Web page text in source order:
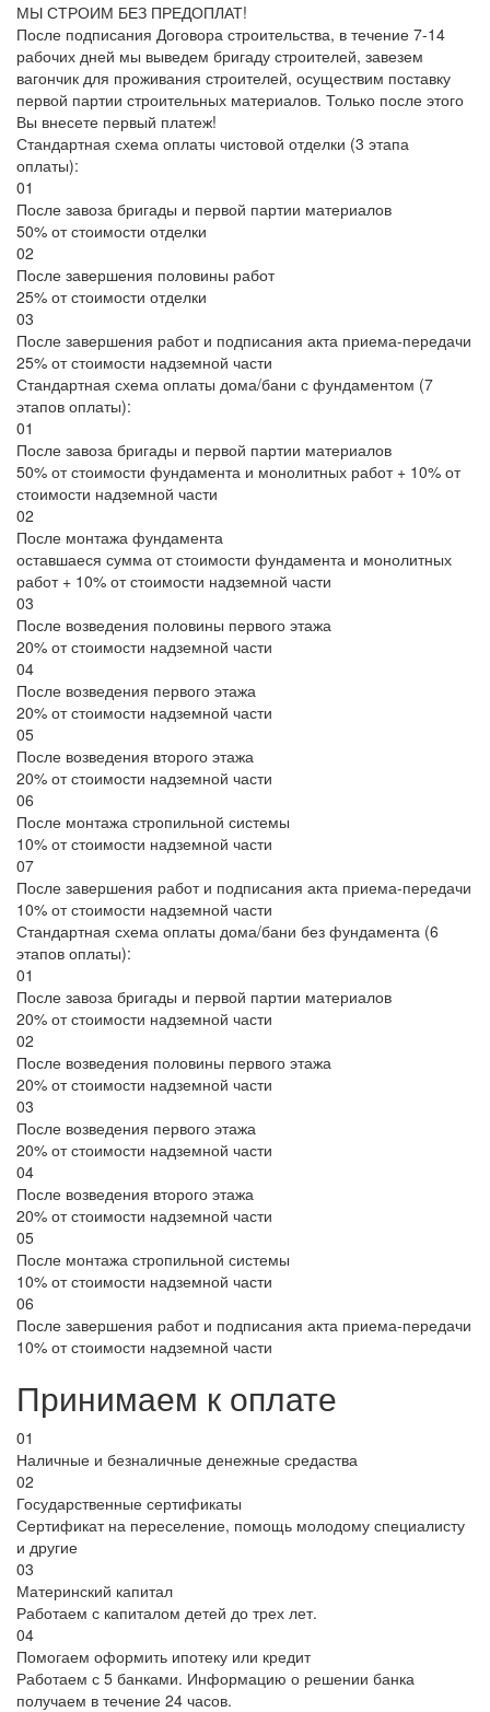
МЫ СТРОИМ БЕЗ ПРЕДОПЛАТ!
После подписания Договора строительства, в течение 7-14
рабочих дней мы выведем бригаду строителей, завезем
вагончик для проживания строителей, осуществим поставку
первой партии строительных материалов. Только после этого
Вы внесете первый платеж!
Стандартная схема оплаты чистовой отделки (3 этапа
оплаты):
01
После завоза бригады и первой партии материалов
50% от стоимости отделки
02
После завершения половины работ
25% от стоимости отделки
03
После завершения работ и подписания акта приема-передачи
25% от стоимости надземной части
Стандартная схема оплаты дома/бани с фундаментом (7
этапов оплаты):
01
После завоза бригады и первой партии материалов
50% от стоимости фундамента и монолитных работ + 10% от
стоимости надземной части
02
После монтажа фундамента
оставшаеся сумма от стоимости фундамента и монолитных
работ + 10% от стоимости надземной части
03
После возведения половины первого этажа
20% от стоимости надземной части
04
После возведения первого этажа
20% от стоимости надземной части
05
После возведения второго этажа
20% от стоимости надземной части
06
После монтажа стропильной системы
10% от стоимости надземной части
07
После завершения работ и подписания акта приема-передачи
10% от стоимости надземной части
Стандартная схема оплаты дома/бани без фундамента (6
этапов оплаты):
01
После завоза бригады и первой партии материалов
20% от стоимости надземной части
02
После возведения половины первого этажа
20% от стоимости надземной части
03
После возведения первого этажа
20% от стоимости надземной части
04
После возведения второго этажа
20% от стоимости надземной части
05
После монтажа стропильной системы
10% от стоимости надземной части
06
После завершения работ и подписания акта приема-передачи
10% от стоимости надземной части
Принимаем к оплате
01
Наличные и безналичные денежные средаства
02
Государственные сертификаты
Сертификат на переселение, помощь молодому специалисту
и другие
03
Материнский капитал
Работаем с капиталом детей до трех лет.
04
Помогаем оформить ипотеку или кредит
Работаем с 5 банками. Информацию о решении банка
получаем в течение 24 часов.